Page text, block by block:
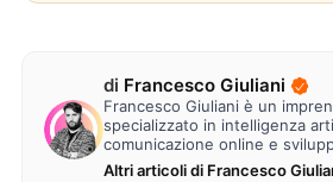
di Francesco Giuliani
Francesco Giuliani è un
specializzato in intelligenza
comunicazione online e
web. Lavora alla creazione di…
Altri articoli di Francesco